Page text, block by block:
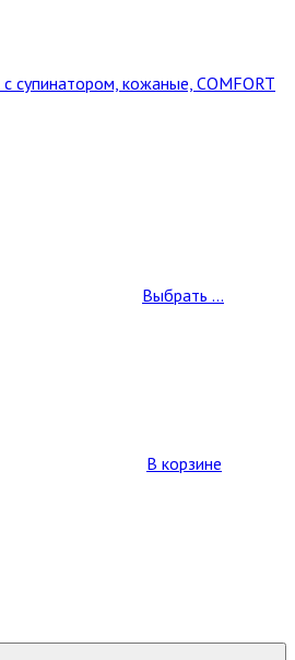
супинатором, кожаные, COMFORT
Выбрать ...
В корзине